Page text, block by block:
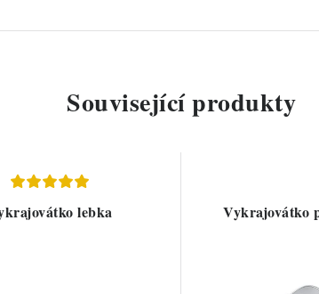
Související produkty
lebka Vykrajovátko